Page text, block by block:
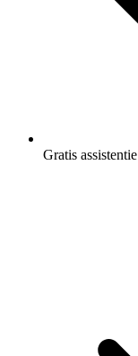
Gratis assistentie